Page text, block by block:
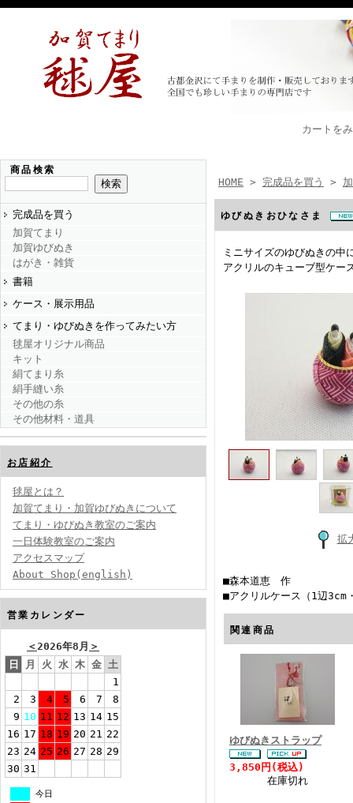
カートを
商品検索
完成品を買う
加賀てまり
加賀ゆびぬき
はがき・雑貨
書籍
ケース・展示用品
てまり・ゆびぬきを作ってみたい方
毬屋オリジナル商品
キット
絹てまり糸
絹手縫い糸
その他の糸
その他材料・道具
お店紹介
毬屋とは？
加賀てまり・加賀ゆびぬきについて
てまり・ゆびぬき教室のご案内
一日体験教室のご案内
アクセスマップ
About Shop(english)
営業カレンダー
＜2026年8月 ＞
日
月 火 水 木 金 土
1
2
3 4 5 6 7
8
9 10 11 12 13 14 15
16 17 18 19 20 21 22
23 24 25 26 27 28 29
30 31
今日
HOME > 完成品を買う >
ゆびぬきおひなさま
ミニサイズのゆびぬきの中
アクリルのキューブ型ケー
拡
■森本道恵 作
■アクリルケース（1辺3cm
関連商品
ゆびぬきストラップ
3,850円(税込)
在庫切れ